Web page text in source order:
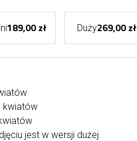
189,00 zł Duży269,00 zł
kwiatów
jest w wersji dużej.